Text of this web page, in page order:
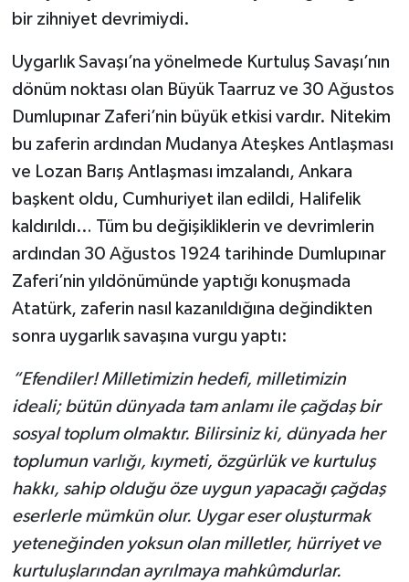
bir zihniyet devrimiydi.
Uygarlık Savaşı’na yönelmede Kurtuluş Savaşı’nın
dönüm noktası olan Büyük Taarruz ve 30 Ağustos
Dumlupınar Zaferi’nin büyük etkisi vardır. Nitekim
bu zaferin ardından Mudanya Ateşkes Antlaşması
ve Lozan Barış Antlaşması imzalandı, Ankara
başkent oldu, Cumhuriyet ilan edildi, Halifelik
kaldırıldı… Tüm bu değişikliklerin ve devrimlerin
ardından 30 Ağustos 1924 tarihinde Dumlupınar
Zaferi’nin yıldönümünde yaptığı konuşmada
Atatürk, zaferin nasıl kazanıldığına değindikten
sonra uygarlık savaşına vurgu yaptı:
“Efendiler! Milletimizin hedefi, milletimizin
ideali; bütün dünyada tam anlamı ile çağdaş bir
sosyal toplum olmaktır. Bilirsiniz ki, dünyada her
toplumun varlığı, kıymeti, özgürlük ve kurtuluş
hakkı, sahip olduğu öze uygun yapacağı çağdaş
eserlerle mümkün olur. Uygar eser oluşturmak
yeteneğinden yoksun olan milletler, hürriyet ve
kurtuluşlarından ayrılmaya mahkûmdurlar.